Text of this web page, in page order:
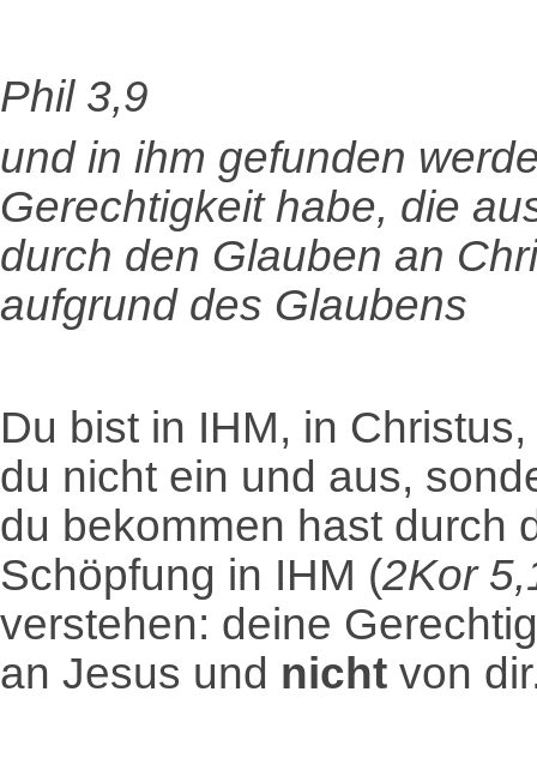
Phil 3,9
und in ihm gefunden
Gerechtigkeit habe, die
durch den Glauben an
aufgrund des Glaubens
Du bist in IHM, in
du nicht ein und aus,
du bekommen hast durch
Schöpfung in IHM (2Kor
verstehen: deine
an Jesus und nicht von